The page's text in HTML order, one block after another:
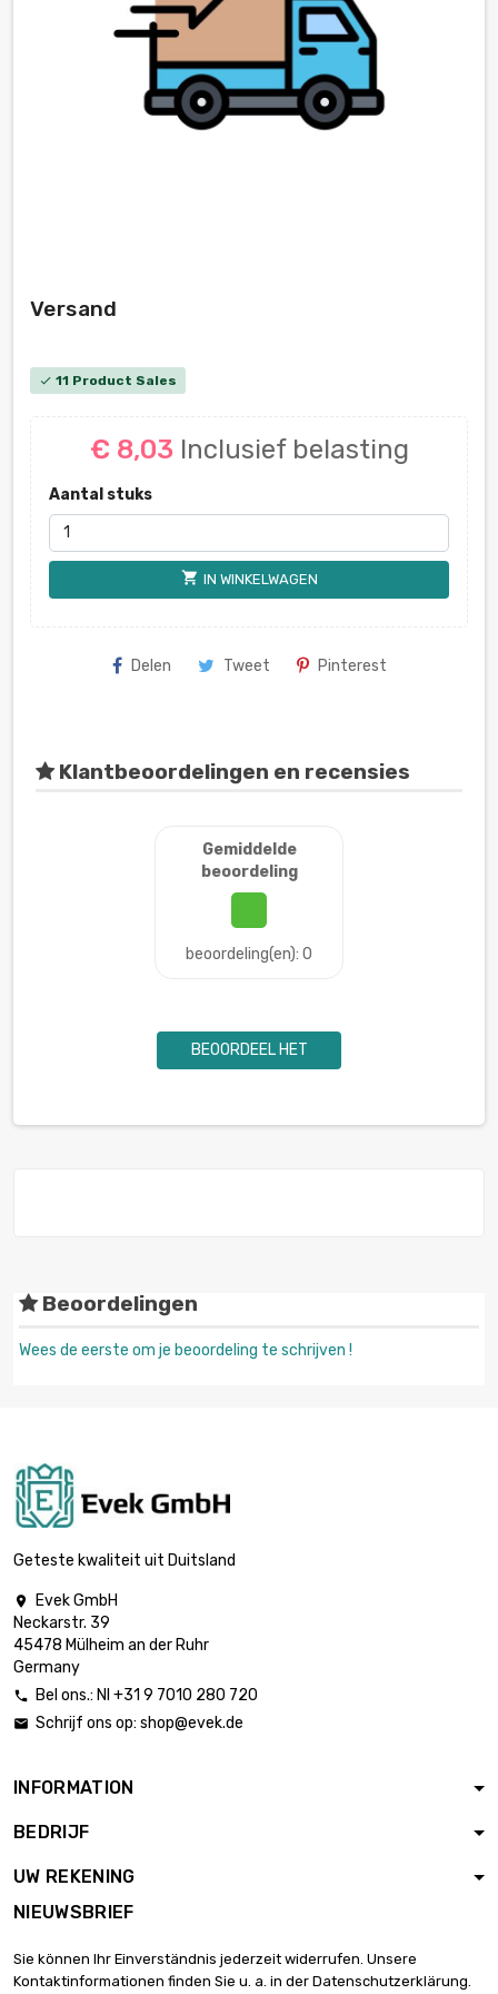
Versand
check 11 Product Sales
€ 8,03 Inclusief belasting
Aantal stuks
shopping_cart IN WINKELWAGEN
Delen Tweet Pinterest
Klantbeoordelingen en recensies
Gemiddelde
beoordeling
beoordeling(en): 0
BEOORDEEL HET
Beoordelingen
Wees de eerste om je beoordeling te schrijven !
Geteste kwaliteit uit Duitsland

Evek GmbH
Neckarstr. 39
45478 Mülheim an der Ruhr
Germany
 Bel ons.: Nl +31 9 7010 280 720
 Schrijf ons op: shop@evek.de
INFORMATION
BEDRIJF
UW REKENING
NIEUWSBRIEF
Sie können Ihr Einverständnis jederzeit widerrufen. Unsere
Kontaktinformationen finden Sie u. a. in der Datenschutzerklärung.